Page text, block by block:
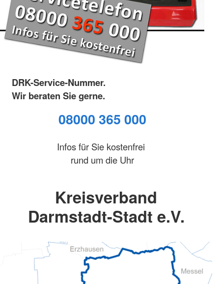
DRK-Service-Nummer.
Wir beraten Sie gerne.
08000 365 000
Infos für Sie kostenfrei
rund um die Uhr
Kreisverband
Darmstadt-Stadt e.V.